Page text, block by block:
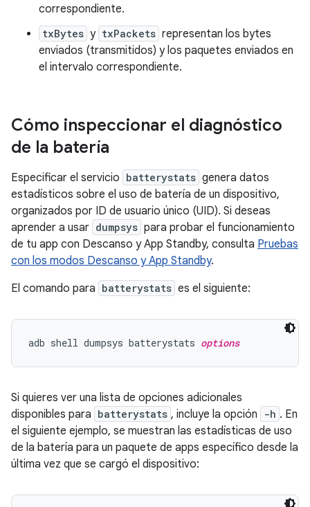
correspondiente.
txBytes y txPackets representan los bytes
enviados (transmitidos) y los paquetes enviados en
el intervalo correspondiente.
Cómo inspeccionar el diagnóstico
de la batería
Especificar el servicio batterystats genera datos
estadísticos sobre el uso de batería de un dispositivo,
organizados por ID de usuario único (UID). Si deseas
aprender a usar dumpsys para probar el funcionamiento
de tu app con Descanso y App Standby, consulta Pruebas
con los modos Descanso y App Standby.
El comando para batterystats es el siguiente:
adb shell dumpsys batterystats options
Si quieres ver una lista de opciones adicionales
disponibles para batterystats , incluye la opción -h . En
el siguiente ejemplo, se muestran las estadísticas de uso
de la batería para un paquete de apps específico desde la
última vez que se cargó el dispositivo: